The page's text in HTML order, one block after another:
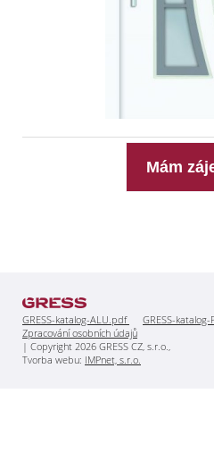
Mám
GRESS-katalog-ALU.pdf GRESS-
Zpracování osobních údajů
| Copyright 2026 GRESS CZ, s.r.o.,
Tvorba webu: IMPnet, s.r.o.